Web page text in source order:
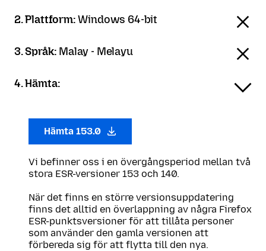
2. Plattform:Windows 64-bit
3. Språk: Malay - Melayu
4. Hämta:
Hämta 153.0
Vi befinner oss i en övergångsperiod mellan två
stora ESR-versioner 153 och 140.
När det finns en större versionsuppdatering
finns det alltid en överlappning av några Firefox
ESR-punktsversioner för att tillåta personer
som använder den gamla versionen att
förbereda sig för att flytta till den nya.